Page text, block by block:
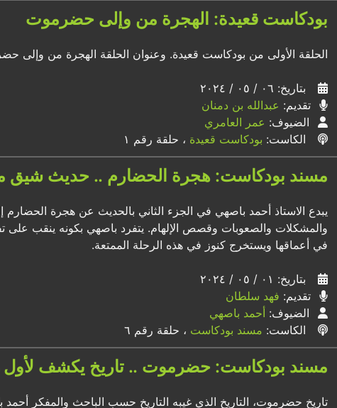
بودكاست قعيدة: الهجرة من وإلى حضرموت
الحلقة الأولى من بودكاست قعيدة. وعنوان الحلقة الهجرة من وإلى
بتاريخ: ٠٦ / ٠٥ / ٢٠٢٤
تقديم: عبدالله بن دمنان
الضيوف: عمر العامري
الكاست: بودكاست قعيدة ، حلقة رقم ١
مسند بودكاست: هجرة الحضارم .. حديث شيق
يبدع الاستاذ أحمد باصهي في الجزء الثاني بالحديث عن هجرة
والمشكلات والصعوبات وقصص الإلهام. يتفرد باصهي بكونه ينقب على
في أعماقها ويستخرج كنوز في هذه الرحلة الممتعة.
بتاريخ: ٠١ / ٠٥ / ٢٠٢٤
تقديم: فهد سلطان
الضيوف: أحمد باصهي
الكاست: مسند بودكاست ، حلقة رقم ٦
مسند بودكاست: حضرموت .. تاريخ يكشف لأول
تاريخ حضرموت، التاريخ الذي غيبه التاريخ حسب الباحث والمفكر